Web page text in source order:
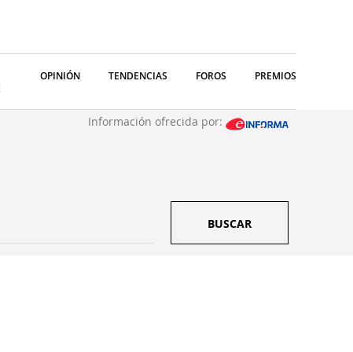
OPINIÓN TENDENCIAS FOROS PREMIOS
Información ofrecida por:
BUSCAR